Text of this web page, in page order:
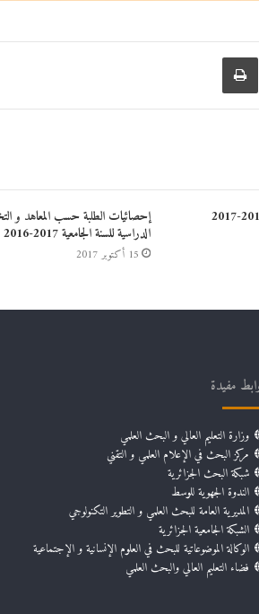
البريد طباعة
إحصائيات الطلبة حسب المعاهد و
الدراسية للسنة الجامعية 2017-2016
15 أكتوبر 2017
مفيدة
وزارة التعليم العالي و البحث العلمي
مركز البحث في الإعلام العلمي و التقني
شبكة البحث الجزائرية
الندوة الجهوية للوسط
المديرية العامة للبحث العلمي و التطوير التكنولوجي
الشبكة الجامعية الجزائرية
الوكالة الموضوعاتية للبحث في العلوم الإنسانية و الإجتماعية
فضاء التعليم العالي والبحث العلمي